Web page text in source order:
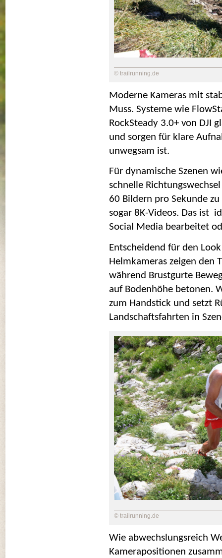
© trailrunning.de
Moderne Kameras mit
Muss. Systeme wie
RockSteady 3.0+ von DJI
und sorgen für klare
unwegsam ist.
Für dynamische Szenen
schnelle
60 Bildern pro Sekunde
sogar 8K-Videos. Das ist
Social Media bearbeitet
Entscheidend für den
Helmkameras zeigen den
während Brustgurte
auf Bodenhöhe betonen.
zum Handstick und setzt
Landschaftsfahrten in
© trailrunning.de
Wie abwechslungsreich
Kamerapositionen